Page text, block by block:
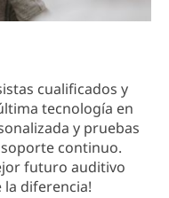
cualificados y
tecnología en
y pruebas
continuo.
futuro auditivo
la diferencia!